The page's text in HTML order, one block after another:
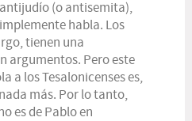
(o antisemita),
habla. Los
tienen una
argumentos. Pero este
a los Tesalonicenses es,
más. Por lo tanto,
es de Pablo en